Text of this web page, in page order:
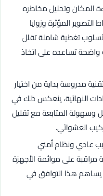
المكان وتحليل مخاطره
المؤثرة وزوايا
تغطية شاملة تقلل
واضحة تساعده على اتخاذ
مدروسة بداية من اختيار
النهائية، ينعكس ذلك في
وسهولة المتابعة مع تقليل
العشوائي.
عادي ونظام أمني
على موائمة الأجهزة
يساهم هذا التوافق في